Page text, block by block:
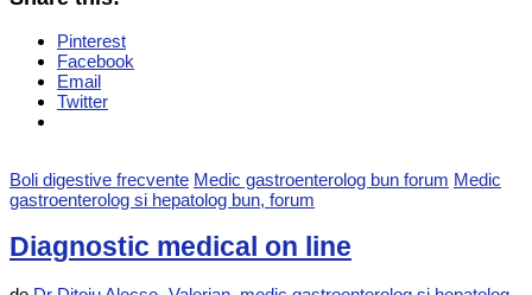
Pinterest
Facebook
Email
Twitter
Boli digestive frecvente Medic gastroenterolog bun forum Medic
gastroenterolog si hepatolog bun, forum
Diagnostic medical on line